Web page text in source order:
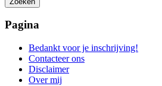
zoeken
Pagina
Bedankt voor je inschrijving!
Contacteer ons
Disclaimer
Over mij